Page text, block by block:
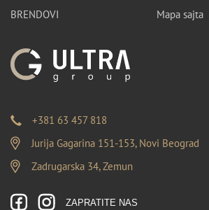
BRENDOVI
Mapa sajta
+381 63 457 818
Jurija Gagarina 151-153, Novi Beograd
Zadrugarska 34, Zemun
ZAPRATITE NAS